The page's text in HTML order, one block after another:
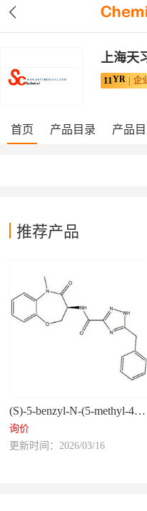
上海天
11YR 企
首页 产品目录 产品目
推荐产品
(S)-5-benzyl-N-(5-methyl-4-oxo-2,3,4,5-tetrahydrobenzo[b][1,4]oxazepin-3-yl)-4H-1,2,4-triazole-3-car
询价
更新时间：2026/03/16